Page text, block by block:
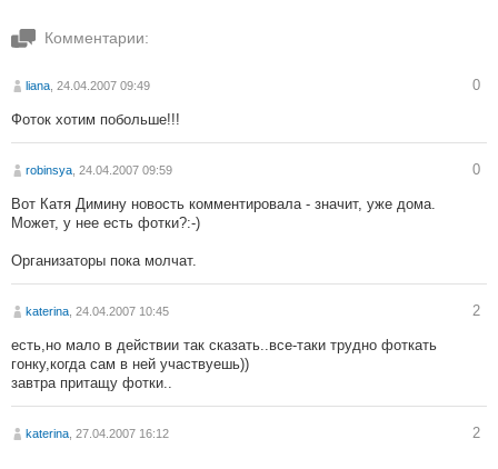
Комментарии:
liana , 24.04.2007 09:49 0
Фоток хотим побольше!!!
robinsya , 24.04.2007 09:59 0
Вот Катя Димину новость комментировала - значит, уже дома.
Может, у нее есть фотки?:-)
Организаторы пока молчат.
katerina , 24.04.2007 10:45 2
есть,но мало в действии так сказать..все-таки трудно фоткать
гонку,когда сам в ней участвуешь))
завтра притащу фотки..
katerina , 27.04.2007 16:12 2